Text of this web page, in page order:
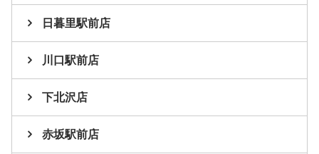
日暮里駅前店
川口駅前店
下北沢店
赤坂駅前店